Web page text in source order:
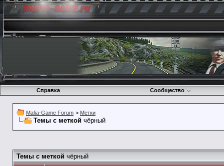
Справка Сообщество
Mafia-Game Forum > Метки
Темы с меткой чёрный
Темы с меткой чёрный